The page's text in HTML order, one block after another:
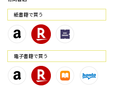
紙書籍で買う
電⼦書籍で買う